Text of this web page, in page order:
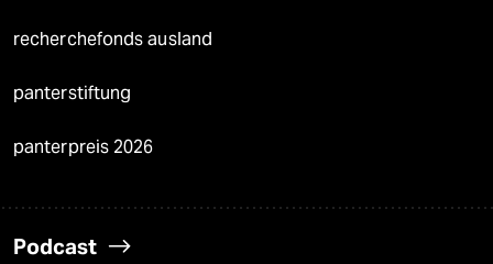
recherchefonds ausland
panterstiftung
panterpreis 2026
Podcast